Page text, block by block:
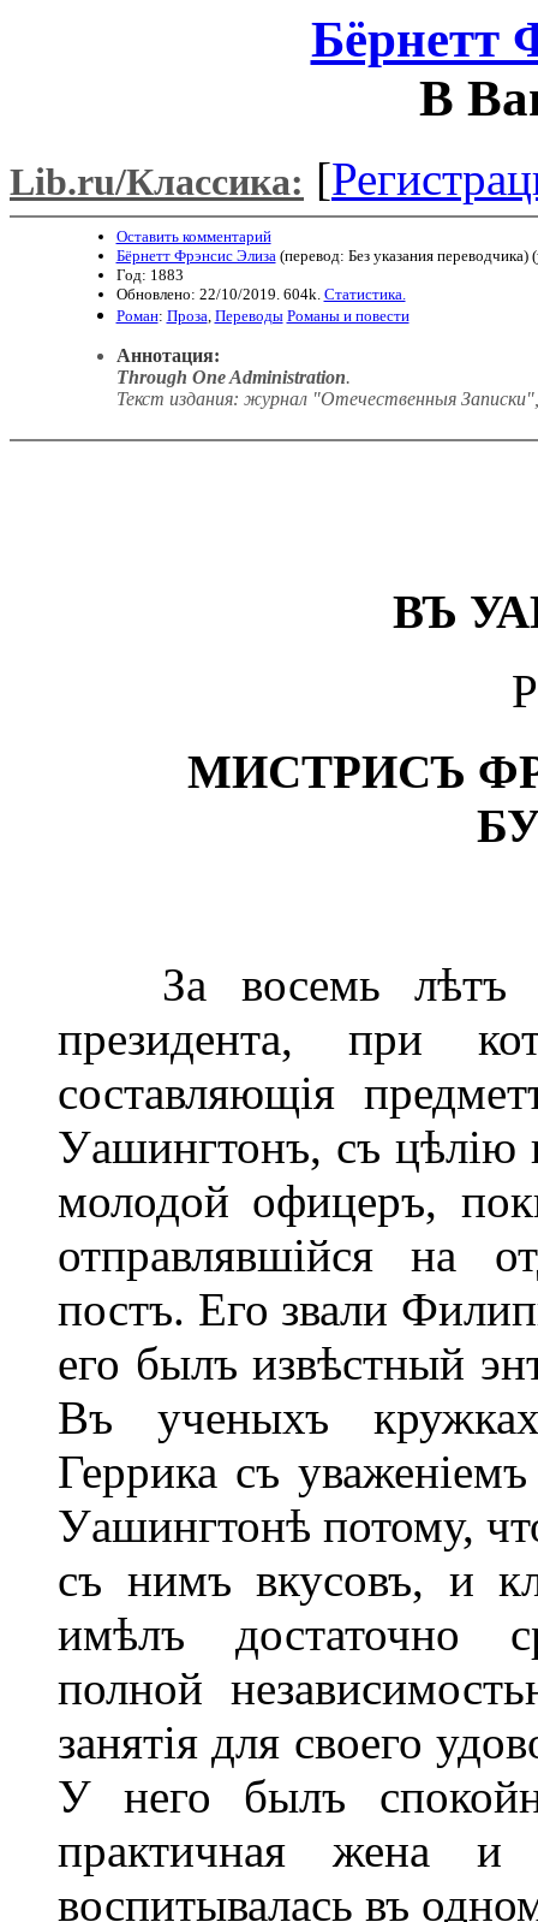
Бёрнетт
В
Lib.ru/Классика: [
Оставить комментарий
Бёрнетт Фрэнсис Элиза (перевод: Без указания переводчика) (
Год: 1883
Обновлено: 22/10/2019. 604k. Статистика.
Роман: Проза Переводы Романы и повести
Аннотация:
Through One Administration.
Текст издания: журнал "Отечественныя
ВЪ
МИСТРИСЪ
За восемь лѣтъ
президента, при
составляющія
Уашингтонъ, съ цѣлію
молодой офицеръ,
отправлявшійся на
постъ. Его звали
его былъ извѣстный
Въ ученыхъ
Геррика съ
Уашингтонѣ потому,
съ нимъ вкусовъ, и
имѣлъ достаточно
полной
занятія для своего
У него былъ
практичная жена и
воспитывалась въ